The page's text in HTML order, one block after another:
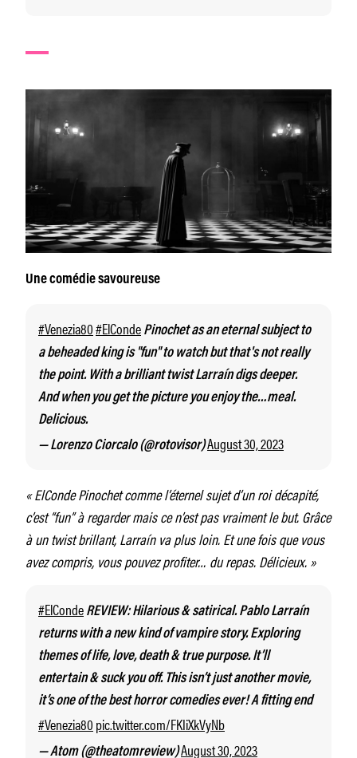
Une comédie savoureuse
#Venezia80#ElConde Pinochet as an eternal subject to
a beheaded king is "fun" to watch but that's not really
the point. With a brilliant twist Larraín digs deeper.
And when you get the picture you enjoy the…meal.
Delicious.
— Lorenzo Ciorcalo (@rotovisor)August 30, 2023
« ElConde Pinochet comme l’éternel sujet d’un roi décapité,
c’est “fun” à regarder mais ce n’est pas vraiment le but. Grâce
à un twist brillant, Larraín va plus loin. Et une fois que vous
avez compris, vous pouvez profiter… du repas. Délicieux. »
#ElConde REVIEW: Hilarious & satirical. Pablo Larraín
returns with a new kind of vampire story. Exploring
themes of life, love, death & true purpose. It’ll
entertain & suck you off. This isn’t just another movie,
it’s one of the best horror comedies ever! A fitting end
#Venezia80pic.twitter.com/FKIiXkVyNb
— Atom (@theatomreview)August 30, 2023